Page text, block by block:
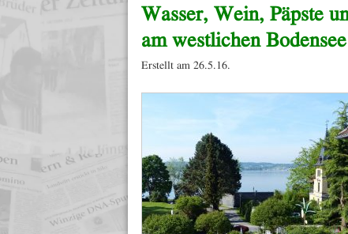
Wasser, Wein, Päpste
am westlichen Bodensee
Erstellt am 26.5.16.